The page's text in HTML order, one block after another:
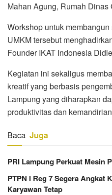
Mahan Agung, Rumah Dinas
Workshop untuk
UMKM tersebut
Founder IKAT Indonesia
Kegiatan ini sekaligus
kreatif yang berbasis
Lampung yang diharapkan
produktivitas dan
Baca Juga
PRI Lampung Perkuat Mesin
PTPN I Reg 7 Segera Angkat
Karyawan Tetap